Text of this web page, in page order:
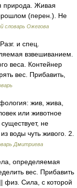
природа. Живая
(перен.). Не
словарь Ожегова
и спец.
взвешиванием.
веса. Контейнер
вес. Прибавить,
жив, жива,
или животное
не
воды чуть живого. 2.
Дмитриева
определяемая
вес. Прибавить
физ. Сила, с которой